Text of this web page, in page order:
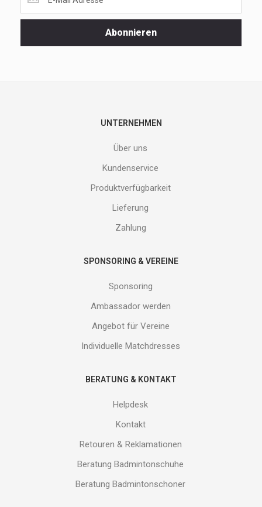
dir
unsere
Abonnieren
UNTERNEHMEN
Über uns
Kundenservice
Produktverfügbarkeit
Lieferung
Zahlung
SPONSORING & VEREINE
Sponsoring
Ambassador werden
Angebot für Vereine
Individuelle Matchdresses
BERATUNG & KONTAKT
Helpdesk
Kontakt
Retouren & Reklamationen
Beratung Badmintonschuhe
Beratung Badmintonschoner